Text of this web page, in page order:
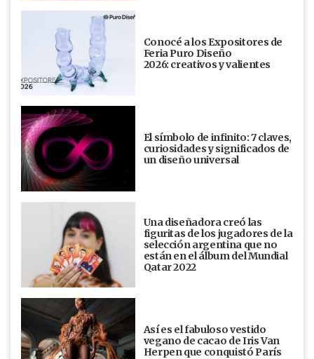
Conocé a los Expositores de
Feria Puro Diseño
2026: creativos y valientes
El símbolo de infinito: 7 claves,
curiosidades y significados de
un diseño universal
Una diseñadora creó las
figuritas de los jugadores de la
selección argentina que no
están en el álbum del Mundial
Qatar 2022
Así es el fabuloso vestido
vegano de cacao de Iris Van
Herpen que conquistó París